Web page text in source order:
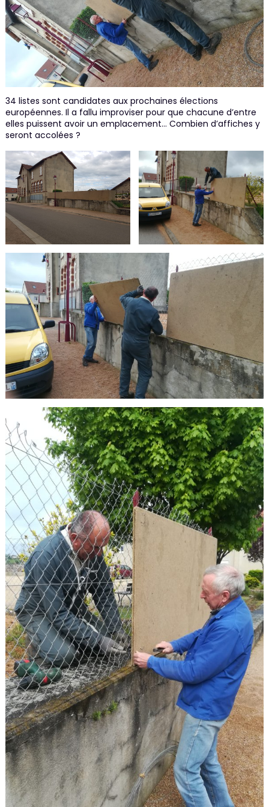
34 listes sont candidates aux prochaines élections
européennes. Il a fallu improviser pour que chacune d’entre
elles puissent avoir un emplacement… Combien d’affiches y
seront accolées ?